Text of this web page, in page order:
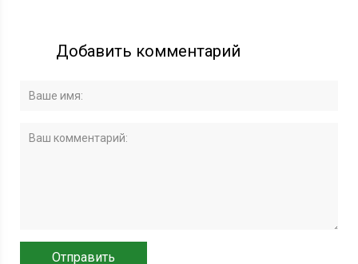
Добавить комментарий